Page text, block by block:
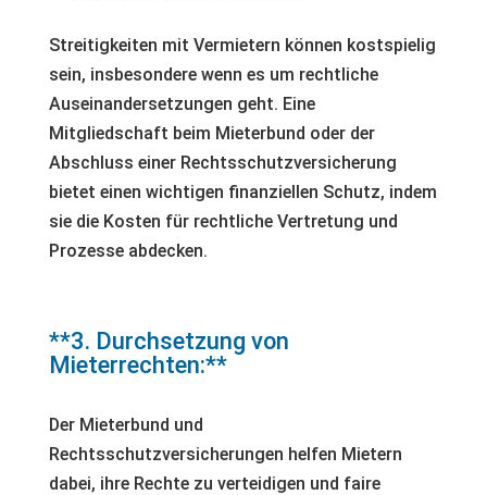
Streitigkeiten mit Vermietern können kostspielig
sein, insbesondere wenn es um rechtliche
Auseinandersetzungen geht. Eine
Mitgliedschaft beim Mieterbund oder der
Abschluss einer Rechtsschutzversicherung
bietet einen wichtigen finanziellen Schutz, indem
sie die Kosten für rechtliche Vertretung und
Prozesse abdecken.
**3. Durchsetzung von
Mieterrechten:**
Der Mieterbund und
Rechtsschutzversicherungen helfen Mietern
dabei, ihre Rechte zu verteidigen und faire